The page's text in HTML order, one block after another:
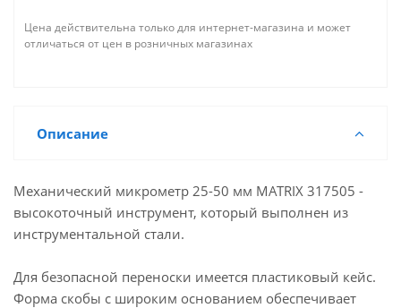
Цена действительна только для интернет-магазина и может
отличаться от цен в розничных магазинах
Описание
Механический микрометр 25-50 мм MATRIX 317505 -
высокоточный инструмент, который выполнен из
инструментальной стали.
Для безопасной переноски имеется пластиковый кейс.
Форма скобы с широким основанием обеспечивает